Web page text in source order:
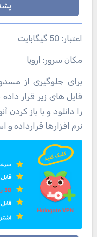
اعتبار: 50 گیگابایت
مکان سرور: اروپا
برای جلوگیری از
فایل های زیر قرار
را دانلود و با باز کردن
نرم افزارها قرارداده و